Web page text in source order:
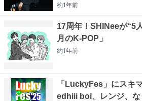
約1年前
17周年！SHINeeが“5
月のK-POP」
約1年前
「LuckyFes」にスキ
edhiii boi、レンジ、な